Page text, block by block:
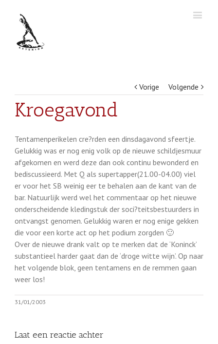
Vorige Volgende
Kroegavond
Tentamenperikelen cre?rden een dinsdagavond sfeertje.
Gelukkig was er nog enig volk op de nieuwe schildjesmuur
afgekomen en werd deze dan ook continu bewonderd en
bediscussieerd. Met Q als supertapper(21.00-04.00) viel
er voor het SB weinig eer te behalen aan de kant van de
bar. Natuurlijk werd wel het commentaar op het nieuwe
onderscheidende kledingstuk der soci?teitsbestuurders in
ontvangst genomen. Gelukkig waren er nog enige gekken
die voor een korte act op het podium zorgden 🙂
Over de nieuwe drank valt op te merken dat de ‘Koninck’
substantieel harder gaat dan de ‘droge witte wijn’. Op naar
het volgende blok, geen tentamens en de remmen gaan
weer los!
31/01/2003
Laat een reactie achter